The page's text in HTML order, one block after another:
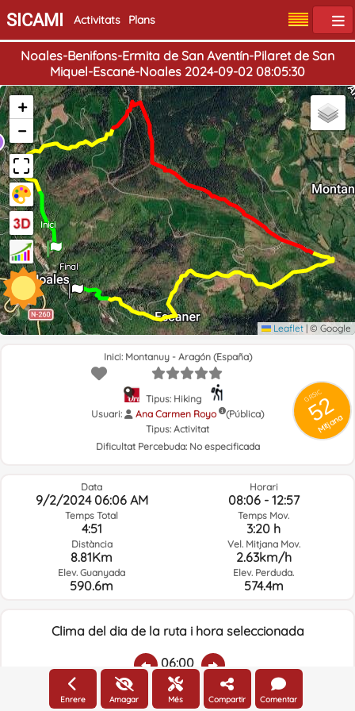
SICAMI Activitats Plans
Noales-Benifons-Ermita de San Aventín-Pilaret de San
Miquel-Escané-Noales 2024-09-02 08:05:30
Inici
Final
+
−
Leaflet | © Google
GRSIC
52
Mitjana
Inici: Montanuy - Aragón (España)
Tipus: Hiking
Usuari:
Ana Carmen Royo
(Pública)
Tipus: Activitat
Dificultat Percebuda: No especificada
Data
9/2/2024 06:06 AM
Temps Total
4:51
Distància
8.81Km
Elev. Guanyada
590.6m
Horari
08:06 - 12:57
Temps Mov.
3:20 h
Vel. Mitjana Mov.
2.63km/h
Elev. Perduda.
574.4m
Clima del dia de la ruta i hora seleccionada
06:00
Enrere Amagar Més Compartir Comentar